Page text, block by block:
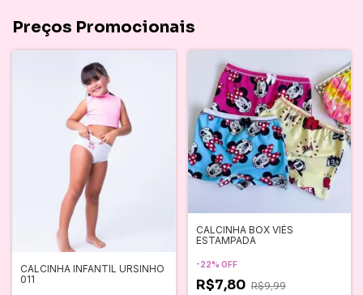
Preços Promocionais
CALCINHA INFANTIL URSINHO
011
CALCINHA BOX VIÉS
ESTAMPADA
-22% OFF
R$7,80 R$9,99